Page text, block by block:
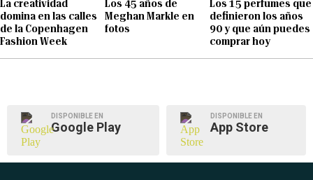
La creatividad
domina en las calles
de la Copenhagen
Fashion Week
Los 45 años de
Meghan Markle en
fotos
Los 15 perfumes que
definieron los años
90 y que aún puedes
comprar hoy
DISPONIBLE EN
Google Play
DISPONIBLE EN
App Store